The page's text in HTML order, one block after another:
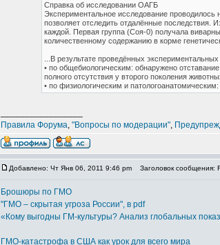
Справка об исследовании ОАГБ
Экспериментальное исследование проводилось
позволяет отследить отдалённые
каждой. Первая группа (Соя-0) получала
количественному содержанию в корме
...В результате проведённых
• по общебиологическим: обнаружено
полного отсутствия у второго поколения
• по физиологическим и
Правила Форума, "Вопросы по модерации",
Добавлено: Чт Янв 06, 2011 9:46 pm Заголовок сообщения:
Брошюры по ГМО
"ГМО – скрытая угроза России", в pdf
«Кому выгодны ГМ-культуры? Анализ глобальных
ГМО-катастрофа в США как урок для всего мира